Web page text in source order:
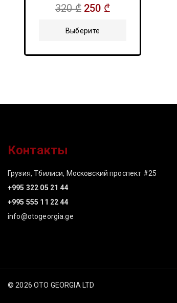
0
из
320₾ 250 ₾
Выберите
Контакты
Грузия, Тбилиси, Московский проспект #25
+995 322 05 21 44
+995 555 11 22 44
info@otogeorgia.ge
© 2026 OTO GEORGIA LTD